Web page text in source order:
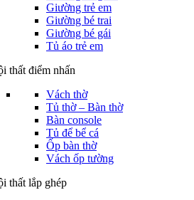
Giường trẻ em
Giường bé trai
Giường bé gái
Tủ áo trẻ em
thất điểm nhấn
Vách thờ
Tủ thờ – Bàn thờ
Bàn console
Tủ để bể cá
Ốp bàn thờ
Vách ốp tường
thất lắp ghép